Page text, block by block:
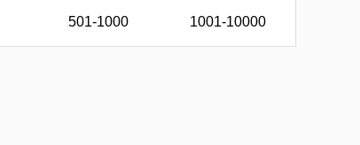
501-1000 1001-10000